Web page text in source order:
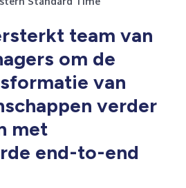
team van
om de
van
verder
met
end-to-end